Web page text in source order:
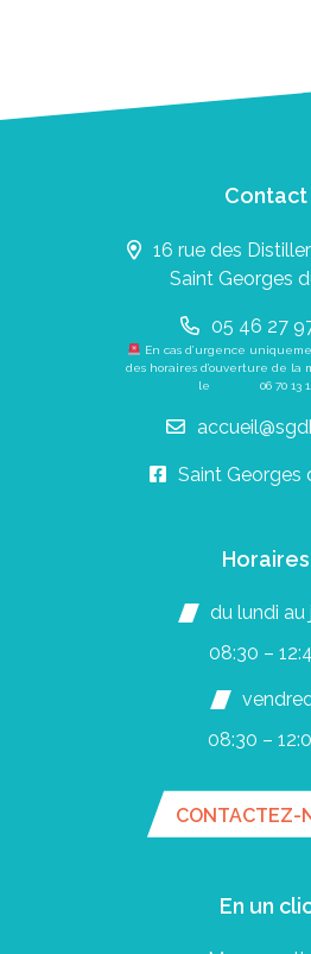
Contact
16 rue des
Saint Georges
05 46 27
En cas d’urgence
des horaires d’ouverture de la
le 06 70 13
Saint Georges
Horaires
du lundi au
08:30 –
08:30 –
CONTACTEZ-
En un